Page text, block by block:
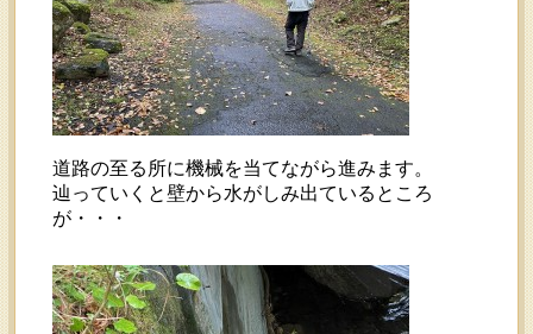
道路の至る所に機械を当てながら進みます。
辿っていくと壁から水がしみ出ているところ
が・・・